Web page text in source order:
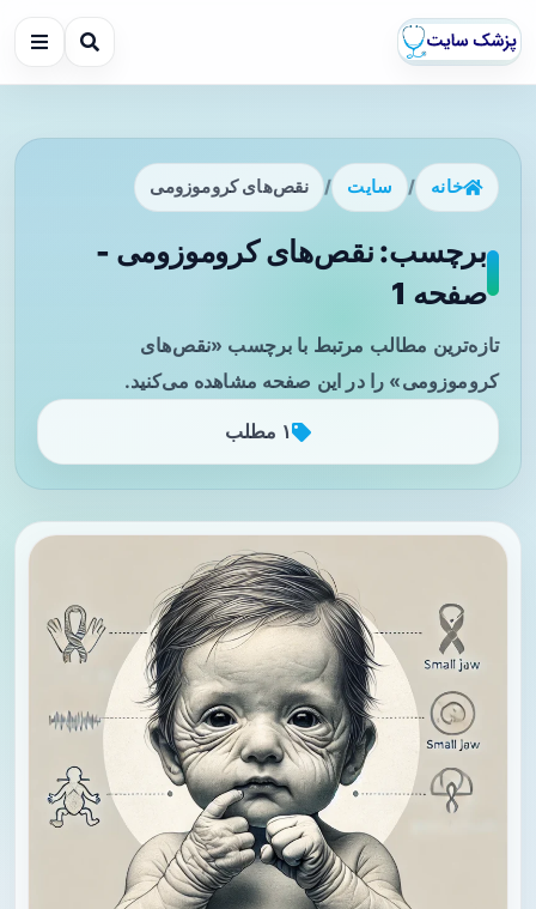
خانه / سایت / نقص‌های کروموزومی
برچسب: نقص‌های کروموزومی -
صفحه 1
تازه‌ترین مطالب مرتبط با برچسب «نقص‌های
کروموزومی» را در این صفحه مشاهده می‌کنید.
۱ مطلب